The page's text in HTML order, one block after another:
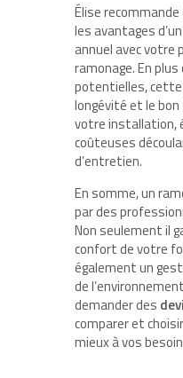
Élise
les avantages
annuel avec votre
ramonage. En
potentielles, cette
longévité et le
votre installation,
coûteuses
d’entretien.
En somme, un
par des
Non seulement il
confort de votre
également un
de
demander des
comparer et
mieux à vos